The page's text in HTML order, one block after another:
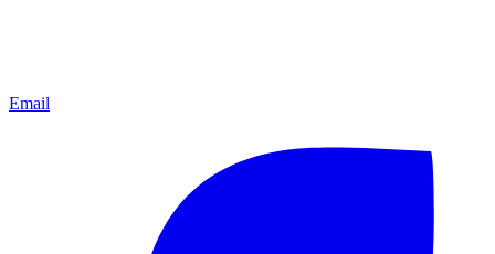
Email